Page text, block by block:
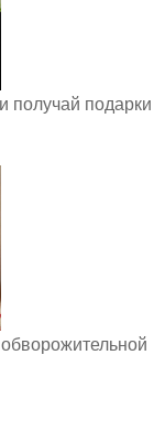
получай подарки